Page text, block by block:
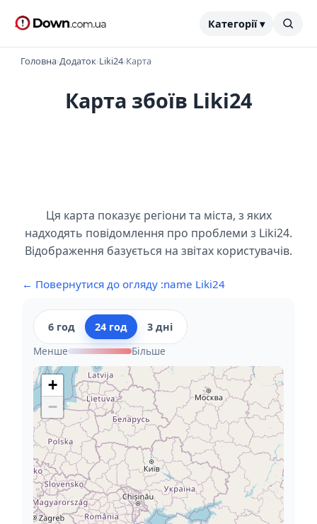
Категорії ▾
Головна›Додаток›Liki24›Карта
Карта збоїв Liki24
Ця карта показує регіони та міста, з яких
надходять повідомлення про проблеми з Liki24.
Відображення базується на звітах користувачів.
← Повернутися до огляду :name Liki24
6 год 24 год
3 дні
Менше
Більше
+
−